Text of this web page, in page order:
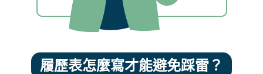
履歷表怎麼寫才能避免踩雷？